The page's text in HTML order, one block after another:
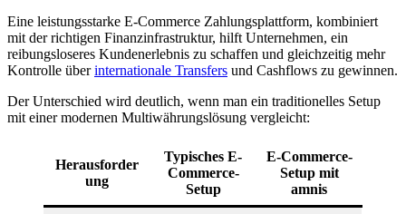
Eine leistungsstarke E-Commerce Zahlungsplattform, kombiniert
mit der richtigen Finanzinfrastruktur, hilft Unternehmen, ein
reibungsloseres Kundenerlebnis zu schaffen und gleichzeitig mehr
Kontrolle überinternationale Transfers und Cashflows zu gewinnen.
Der Unterschied wird deutlich, wenn man ein traditionelles Setup
mit einer modernen Multiwährungslösung vergleicht:
Herausforder
ung
Typisches E-
Commerce-
Setup
E-Commerce-
Setup mit
amnis